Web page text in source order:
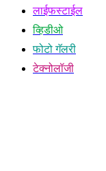
लाईफस्टाईल
व्हिडीओ
फोटो गॅलरी
टेक्नोलॉजी